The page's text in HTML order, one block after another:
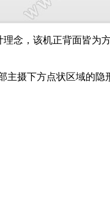
念，该机正背面皆为
摄下方点状区域的